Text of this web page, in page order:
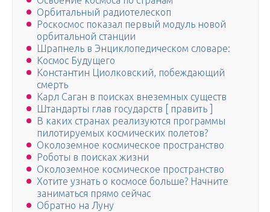
Орбитальный радиотелескоп
Роскосмос показал первый модуль новой
орбитальной станции
Шрапнель в Энциклопедическом словаре:
Космос Будущего
Константин Циолковский, побеждающий
смерть
Карл Саган в поисках внеземных существ
Штандарты глав государств [ править ]
В каких странах реализуются программы
пилотируемых космических полетов?
Околоземное космическое пространство
Роботы в поисках жизни
Околоземное космическое пространство
Хотите узнать о космосе больше? Начните
заниматься прямо сейчас
Обратно на Луну